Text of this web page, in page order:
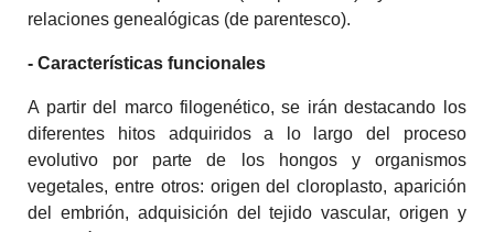
relaciones genealógicas (de parentesco).
- Características funcionales
A partir del marco filogenético, se irán destacando los
diferentes hitos adquiridos a lo largo del proceso
evolutivo por parte de los hongos y organismos
vegetales, entre otros: origen del cloroplasto, aparición
del embrión, adquisición del tejido vascular, origen y